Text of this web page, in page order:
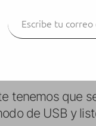
en fase
que sea
tenemos que
de USB y